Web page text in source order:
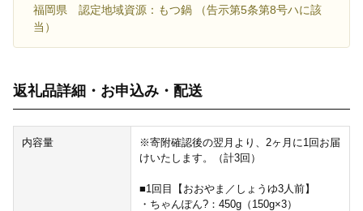
福岡県 認定地域資源：もつ鍋 （告示第5条第8号ハに該
当）
返礼品詳細・お申込み・配送
内容量
※寄附確認後の翌月より、2ヶ月に1回お届
けいたします。（計3回）
■1回目【おおやま／しょうゆ3人前】
・ちゃんぽん?：450g（150g×3）